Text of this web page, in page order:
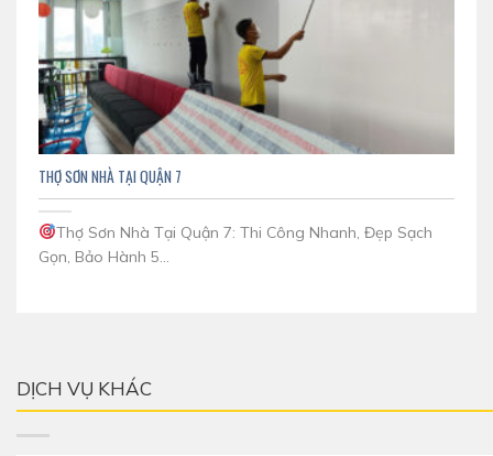
THỢ SƠN NHÀ TẠI QUẬN 7
Thợ Sơn Nhà Tại Quận 7: Thi Công Nhanh, Đẹp Sạch
Gọn, Bảo Hành 5...
DỊCH VỤ KHÁC